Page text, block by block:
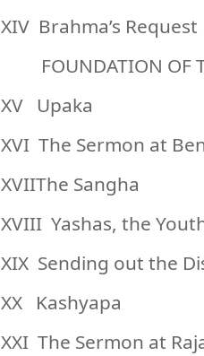
XIV Brahma’s Request
FOUNDATION OF
XV Upaka
XVI The Sermon at
XVIIThe Sangha
XVIII Yashas, the
XIX Sending out the
XX Kashyapa
XXI The Sermon at